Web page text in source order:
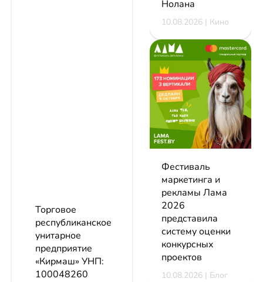
Торговое
республиканское
унитарное
предприятие
«Кирмаш» УНП:
100048260
Нолана
10.08.2026 | Кино
Фестиваль
маркетинга и
рекламы Лама
2026
представила
систему оценки
конкурсных
проектов
10.08.2026 | Блог